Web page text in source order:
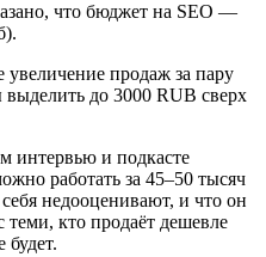
что бюджет на SEO —
продаж за пару
до 3000 RUB сверх
интервью и подкасте
работать за 45–50 тысяч
недооценивают, и что он
теми, кто продаёт дешевле
будет.